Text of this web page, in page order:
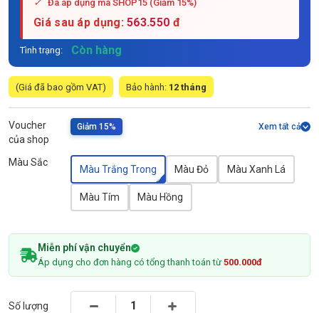
✓ Đã áp dụng mã SHOP15 (Giảm 15%)
Giá sau áp dụng:563.550 đ
Tình trạng: Còn hàng
(Giá đã bao gồm VAT) Bảo hành: 12 tháng
Voucher
của shop
Giảm 15% Xem tất cả
Màu Sắc
Màu Trắng Trong Màu Đỏ Màu Xanh Lá
Màu Tím Màu Hồng
Miễn phí vận chuyển
Áp dụng cho đơn hàng có tổng thanh toán từ 500.000đ
Số lượng